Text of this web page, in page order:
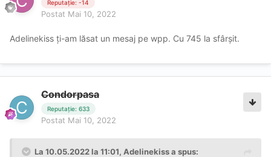
Reputație: -14
Postat Mai 10, 2022
Adelinekiss ți-am lăsat un mesaj pe wpp. Cu 745 la sfârșit.
Condorpasa
Reputație: 633
Postat Mai 10, 2022
La 10.05.2022 la 11:01, Adelinekissa spus: